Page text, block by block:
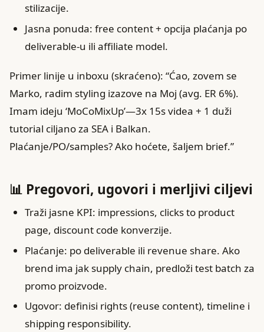
stilizacije.
Jasna ponuda: free content + opcija plaćanja po
deliverable-u ili affiliate model.
Primer linije u inboxu (skraćeno): “Ćao, zovem se
Marko, radim styling izazove na Moj (avg. ER 6%).
Imam ideju ‘MoCoMixUp’—3x 15s videa + 1 duži
tutorial ciljano za SEA i Balkan.
Plaćanje/PO/samples? Ako hoćete, šaljem brief.”
📊 Pregovori, ugovori i merljivi ciljevi
Traži jasne KPI: impressions, clicks to product
page, discount code konverzije.
Plaćanje: po deliverable ili revenue share. Ako
brend ima jak supply chain, predloži test batch za
promo proizvode.
Ugovor: definisi rights (reuse content), timeline i
shipping responsibility.